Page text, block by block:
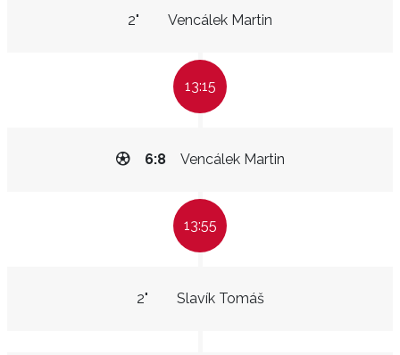
Vencálek Martin
2"
13:15
Vencálek Martin
6:8
13:55
Slavík Tomáš
2"